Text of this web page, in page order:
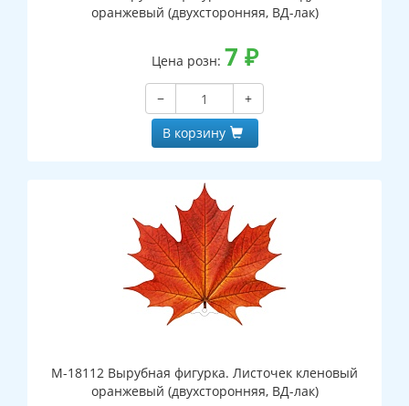
оранжевый (двухсторонняя, ВД-лак)
Цена розн: 7 ₽
−
+
В корзину
М-18112 Вырубная фигурка. Листочек кленовый
оранжевый (двухсторонняя, ВД-лак)